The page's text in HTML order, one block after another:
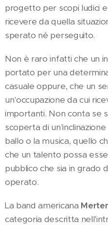
progetto per scopi ludici
ricevere da quella
sperato né perseguito.
Non è raro infatti che un
portato per una
casuale oppure, che un
un'occupazione da cui
importanti. Non conta se
scoperta di
ballo o la musica, quello
che un talento possa
pubblico che sia in grado
operato.
La band americana
categoria descritta